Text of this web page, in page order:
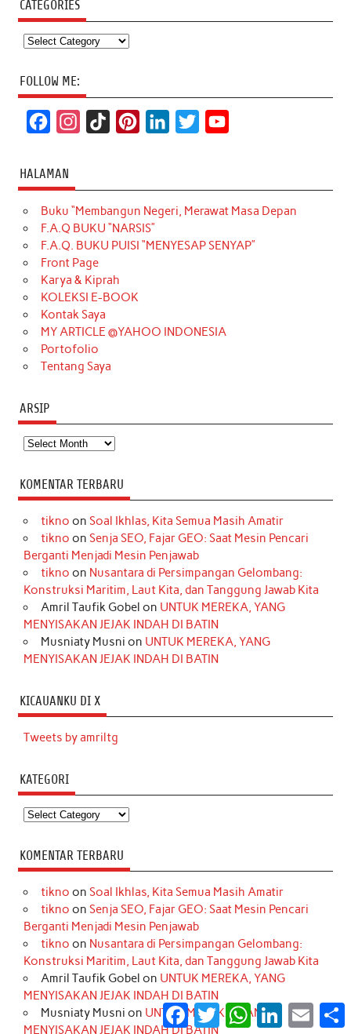
CATEGORIES
Categories
FOLLOW ME:
c
e
b
o
o
k
t
a
g
r
a
m
T
o
k
t
e
r
k
e
d
t
t
e
T
u
b
HALAMAN
Buku “Membangun Negeri, Merawat Masa Depan
F.A.Q BUKU “NARSIS”
F.A.Q. BUKU PUISI “MENYESAP SENYAP”
Front Page
Karya & Kiprah
KOLEKSI E-BOOK
Kontak Saya
MY ARTICLE @YAHOO INDONESIA
Portofolio
Tentang Saya
ARSIP
Arsip
KOMENTAR TERBARU
tikno on Soal Ikhlas, Kita Semua Masih Amatir
tikno on Senja SEO, Fajar GEO: Saat Mesin Pencari
Berganti Menjadi Mesin Penjawab
tikno on Nusantara di Persimpangan Gelombang:
Konstruksi Maritim, Laut Kita, dan Tanggung Jawab Kita
Amril Taufik Gobel on UNTUK MEREKA, YANG
MENYISAKAN JEJAK INDAH DI BATIN
Musniaty Musni on UNTUK MEREKA, YANG
MENYISAKAN JEJAK INDAH DI BATIN
KICAUANKU DI X
Tweets by amriltg
KATEGORI
Kategori
KOMENTAR TERBARU
tikno on Soal Ikhlas, Kita Semua Masih Amatir
tikno on Senja SEO, Fajar GEO: Saat Mesin Pencari
Berganti Menjadi Mesin Penjawab
tikno on Nusantara di Persimpangan Gelombang:
Konstruksi Maritim, Laut Kita, dan Tanggung Jawab Kita
Amril Taufik Gobel on UNTUK MEREKA, YANG
MENYISAKAN JEJAK INDAH DI BATIN
Musniaty Musni on UNTUK MEREKA, YANG
MENYISAKAN JEJAK INDAH DI BATIN
Facebook
TwitterWhatsApp
LinkedInEmail